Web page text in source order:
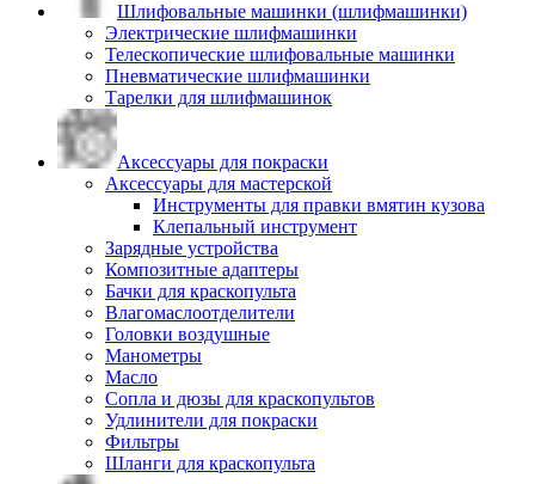
Шлифовальные машинки (шлифмашинки)
Электрические шлифмашинки
Телескопические шлифовальные машинки
Пневматические шлифмашинки
Тарелки для шлифмашинок
Аксессуары для покраски
Аксессуары для мастерской
Инструменты для правки вмятин кузова
Клепальный инструмент
Зарядные устройства
Композитные адаптеры
Бачки для краскопульта
Влагомаслоотделители
Головки воздушные
Манометры
Масло
Сопла и дюзы для краскопультов
Удлинители для покраски
Фильтры
Шланги для краскопульта